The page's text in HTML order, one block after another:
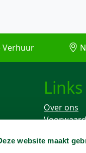
website maakt
Verhuur
Links
Over ons
Stofvrij